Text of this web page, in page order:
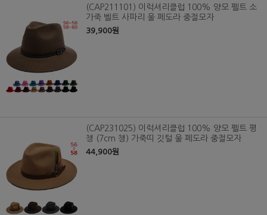
(CAP211101) 이럭셔리클럽 100% 양모 펠트 소
가죽 벨트 사파리 울 페도라 중절모자
39,900원
(CAP231025) 이럭셔리클럽 100% 양모 펠트 평
챙 (7cm 챙) 가죽띠 깃털 울 페도라 중절모자
44,900원